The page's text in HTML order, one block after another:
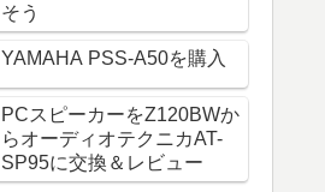
そう
YAMAHA PSS-A50を購入
PCスピーカーをZ120BWか
らオーディオテクニカAT-
SP95に交換＆レビュー